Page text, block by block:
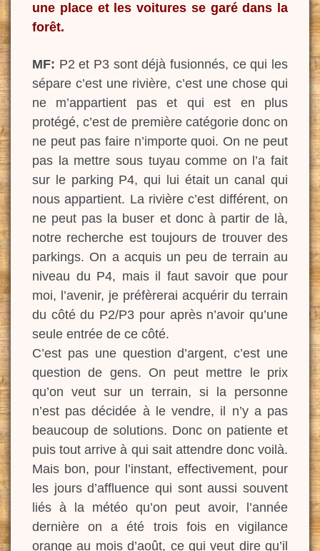
une place et les voitures se garé dans la
forêt.
MF: P2 et P3 sont déjà fusionnés, ce qui les
sépare c’est une rivière, c’est une chose qui
ne m’appartient pas et qui est en plus
protégé, c’est de première catégorie donc on
ne peut pas faire n’importe quoi. On ne peut
pas la mettre sous tuyau comme on l’a fait
sur le parking P4, qui lui était un canal qui
nous appartient. La rivière c’est différent, on
ne peut pas la buser et donc à partir de là,
notre recherche est toujours de trouver des
parkings. On a acquis un peu de terrain au
niveau du P4, mais il faut savoir que pour
moi, l’avenir, je préfèrerai acquérir du terrain
du côté du P2/P3 pour après n’avoir qu’une
seule entrée de ce côté.
C’est pas une question d’argent, c’est une
question de gens. On peut mettre le prix
qu’on veut sur un terrain, si la personne
n’est pas décidée à le vendre, il n’y a pas
beaucoup de solutions. Donc on patiente et
puis tout arrive à qui sait attendre donc voilà.
Mais bon, pour l’instant, effectivement, pour
les jours d’affluence qui sont aussi souvent
liés à la météo qu’on peut avoir, l’année
dernière on a été trois fois en vigilance
orange au mois d’août, ce qui veut dire qu’il